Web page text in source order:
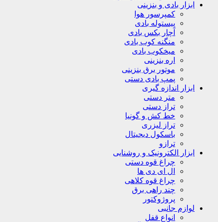
ابزار بادی و بنزینی
کمپرسور هوا
پیستوله بادی
آچار بکس بادی
منگنه کوب بادی
میخکوب بادی
اره بنزینی
موتور برق بنزینی
پمپ بادی دستی
ابزار اندازه گیری
متر دستی
تراز دستی
خط کش و گونیا
تراز لیزری
باسکول دیجیتال
ترازو
ابزار الکترونیک و روشنایی
چراغ قوه دستی
ال ای دی ها
چراغ قوه کلاهی
چند راهی برق
پروژوکتور
لوازم جانبی
انواع قفل